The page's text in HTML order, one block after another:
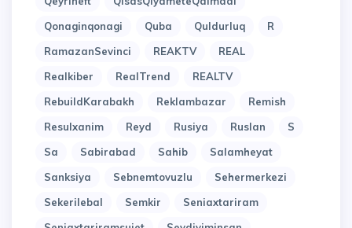
Qonaginqonagi
Quba Quldurluq
R
RamazanSevinci
REAKTV
REAL
Realkiber
RealTrend
REALTV
RebuildKarabakh
Reklambazar
Remish
Resulxanim
Reyd Rusiya Ruslan
S
Sa
Sabirabad Sahib
Salamheyat
Sanksiya
Sebnemtovuzlu
Sehermerkezi
Sekerilebal
Semkir
Seniaxtariram